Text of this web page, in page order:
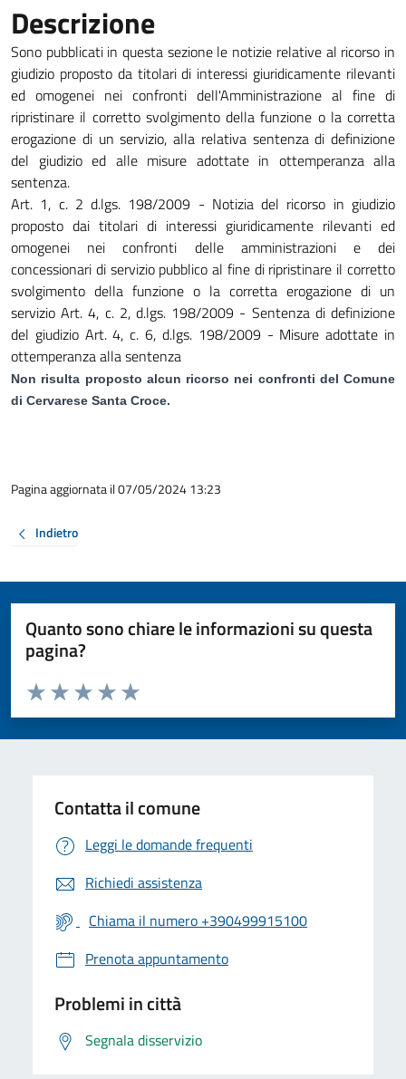
Descrizione
Sono pubblicati in questa sezione le notizie relative al ricorso in
giudizio proposto da titolari di interessi giuridicamente rilevanti
ed omogenei nei confronti dell'Amministrazione al fine di
ripristinare il corretto svolgimento della funzione o la corretta
erogazione di un servizio, alla relativa sentenza di definizione
del giudizio ed alle misure adottate in ottemperanza alla
sentenza.
Art. 1, c. 2 d.lgs. 198/2009 - Notizia del ricorso in giudizio
proposto dai titolari di interessi giuridicamente rilevanti ed
omogenei nei confronti delle amministrazioni e dei
concessionari di servizio pubblico al fine di ripristinare il corretto
svolgimento della funzione o la corretta erogazione di un
servizio Art. 4, c. 2, d.lgs. 198/2009 - Sentenza di definizione
del giudizio Art. 4, c. 6, d.lgs. 198/2009 - Misure adottate in
ottemperanza alla sentenza
Non risulta proposto alcun ricorso nei confronti del Comune
di Cervarese Santa Croce.
Pagina aggiornata il 07/05/2024 13:23
Indietro
Quanto sono chiare le informazioni su questa
pagina?
Valuta da 1 a 5 stelle la pagina
Valuta 5 stelle su 5
Valuta 4 stelle su 5
Valuta 3 stelle su 5
Valuta 2 stelle su 5
Valuta 1 stelle su 5
Contatta il comune
Leggi le domande frequenti
Richiedi assistenza
Chiama il numero +390499915100
Prenota appuntamento
Problemi in città
Segnala disservizio